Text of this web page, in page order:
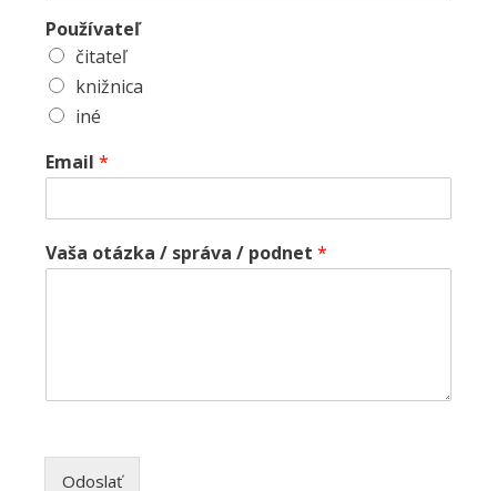
Používateľ
čitateľ
knižnica
iné
Email *
Vaša otázka / správa / podnet *
Odoslať